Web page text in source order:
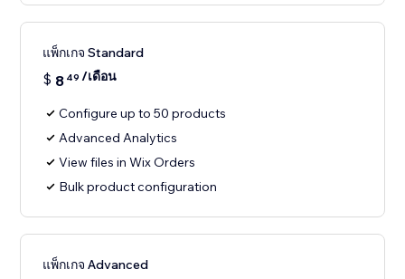
แพ็กเกจ Standard
$ 8 49 /เดือน
Configure up to 50 products
Advanced Analytics
View files in Wix Orders
Bulk product configuration
แพ็กเกจ Advanced